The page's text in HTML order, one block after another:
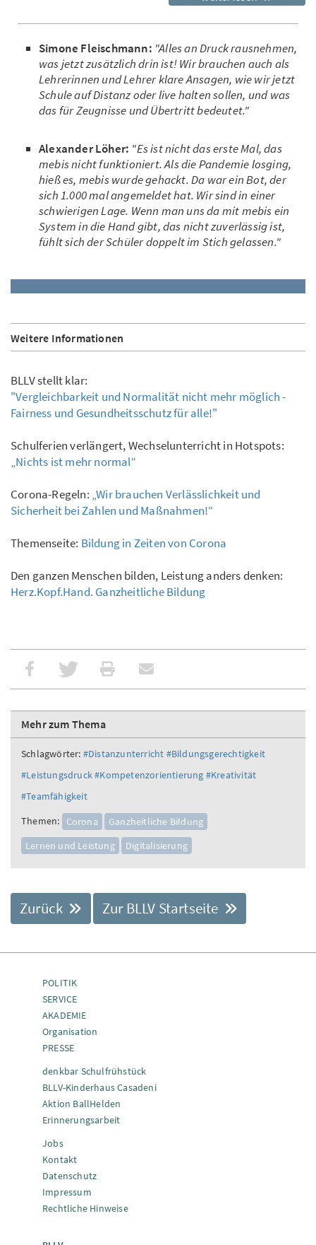
Simone Fleischmann: "Alles an Druck rausnehmen,
was jetzt zusätzlich drin ist! Wir brauchen auch als
Lehrerinnen und Lehrer klare Ansagen, wie wir jetzt
Schule auf Distanz oder live halten sollen, und was
das für Zeugnisse und Übertritt bedeutet."
Alexander Löher: "Es ist nicht das erste Mal, das
mebis nicht funktioniert. Als die Pandemie losging,
hieß es, mebis wurde gehackt. Da war ein Bot, der
sich 1.000 mal angemeldet hat. Wir sind in einer
schwierigen Lage. Wenn man uns da mit mebis ein
System in die Hand gibt, das nicht zuverlässig ist,
fühlt sich der Schüler doppelt im Stich gelassen."
Weitere Informationen
BLLV stellt klar:
"Vergleichbarkeit und Normalität nicht mehr möglich -
Fairness und Gesundheitsschutz für alle!"
Schulferien verlängert, Wechselunterricht in Hotspots:
„Nichts ist mehr normal“
Corona-Regeln: „Wir brauchen Verlässlichkeit und
Sicherheit bei Zahlen und Maßnahmen!“
Themenseite: Bildung in Zeiten von Corona
Den ganzen Menschen bilden, Leistung anders denken:
Herz.Kopf.Hand. Ganzheitliche Bildung
Mehr zum Thema
Schlagwörter: #Distanzunterricht #Bildungsgerechtigkeit
#Leistungsdruck#Kompetenzorientierung #Kreativität
#Teamfähigkeit
Themen:
Corona
Ganzheitliche Bildung
Lernen und Leistung
Digitalisierung
Zurück Zur BLLV Startseite
POLITIK
SERVICE
AKADEMIE
Organisation
PRESSE
denkbar Schulfrühstück
BLLV-Kinderhaus Casadeni
Aktion BallHelden
Erinnerungsarbeit
Jobs
Kontakt
Datenschutz
Impressum
Rechtliche Hinweise